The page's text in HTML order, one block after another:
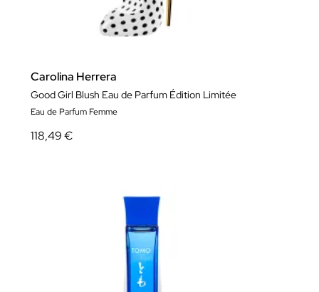
Carolina Herrera
Good Girl Blush Eau de Parfum Édition Limitée
Eau de Parfum Femme
118,49 €